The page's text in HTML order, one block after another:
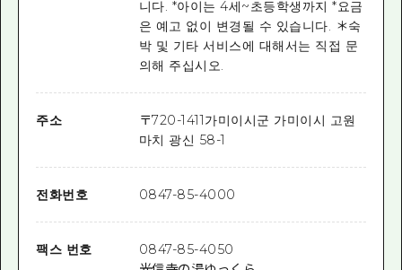
니다. *아이는 4세~초등학생까지 *요금
은 예고 없이 변경될 수 있습니다. ＊숙
박 및 기타 서비스에 대해서는 직접 문
의해 주십시오.
주소 〒720-1411가미이시군 가미이시 고원
마치 광신 58-1
전화번호 0847-85-4000
팩스 번호
0847-85-4050